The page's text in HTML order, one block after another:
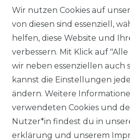
Wir nutzen Cookies auf
von diesen sind essenziell,
helfen, diese Website und
verbessern. Mit Klick auf
wir neben essenziellen auch
kannst die Einstellungen
ändern. Weitere
verwendeten Cookies und
Nutzer*in findest du in
erklärung und unserem
Alle Preise inkl. MwSt., zzgl.
© 2026 SCHÖNER LEBEN.
Impressum